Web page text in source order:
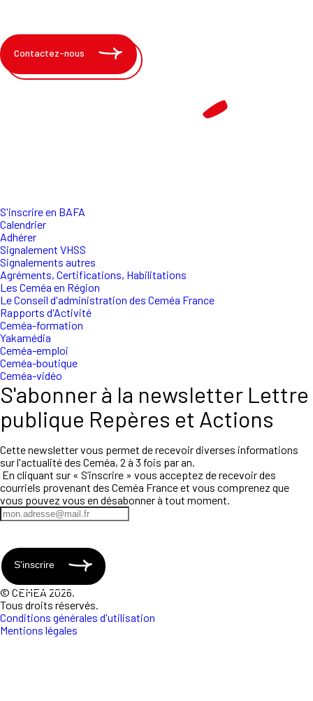
Contactez-nous
S'inscrire en BAFA
Calendrier
Adhérer
Signalement VHSS
Signalements autres
Agréments, Certifications, Habilitations
Les Ceméa en Région
Le Conseil d'administration des Ceméa France
Rapports d'Activité
Ceméa-formation
Yakamédia
Ceméa-emploi
Ceméa-boutique
Ceméa-vidéo
S'abonner à la newsletter Lettre
publique Repères et Actions
Cette newsletter vous permet de recevoir diverses informations
sur l'actualité des Ceméa, 2 à 3 fois par an.
En cliquant sur « S’inscrire » vous acceptez de recevoir des
courriels provenant des Ceméa France et vous comprenez que
vous pouvez vous en désabonner à tout moment.
S'inscrire
© CEMEA 2026.
Tous droits réservés.
Conditions générales d'utilisation
Mentions légales